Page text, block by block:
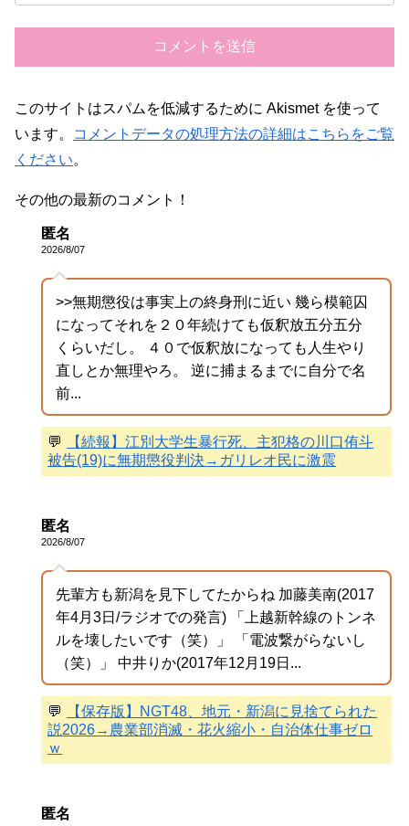
このサイトはスパムを低減するために Akismet を使って
います。
コメントデータの処理方法の詳細はこちらをご覧
ください。
その他の最新のコメント！
匿名
2026/8/07
>>無期懲役は事実上の終身刑に近い 幾ら模範囚
になってそれを２０年続けても仮釈放五分五分
くらいだし。 ４０で仮釈放になっても人生やり
直しとか無理やろ。 逆に捕まるまでに自分で名
前...
💬
【続報】江別大学生暴行死、主犯格の川口侑斗
被告(19)に無期懲役判決→ガリレオ民に激震
匿名
2026/8/07
先輩方も新潟を見下してたからね 加藤美南(2017
年4月3日/ラジオでの発言) 「上越新幹線のトンネ
ルを壊したいです（笑）」 「電波繋がらないし
（笑）」 中井りか(2017年12月19日...
💬
【保存版】NGT48、地元・新潟に見捨てられた
説2026→農業部消滅・花火縮小・自治体仕事ゼロ
ｗ
匿名